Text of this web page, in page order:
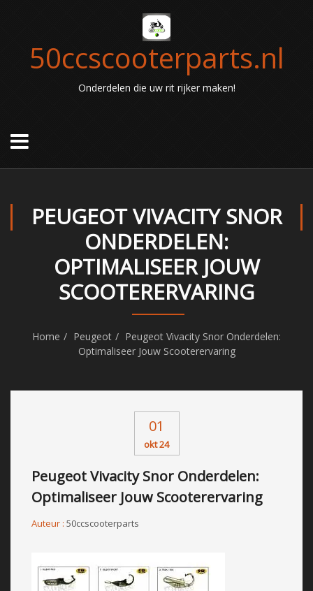
50ccscooterparts.nl
Onderdelen die uw rit rijker maken!
PEUGEOT VIVACITY SNOR
ONDERDELEN:
OPTIMALISEER JOUW
SCOOTERERVARING
Home Peugeot
Peugeot Vivacity Snor Onderdelen:
Optimaliseer Jouw Scooterervaring
01
okt 24
Peugeot Vivacity Snor Onderdelen:
Optimaliseer Jouw Scooterervaring
Auteur : 50ccscooterparts